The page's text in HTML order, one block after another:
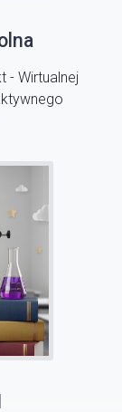
- Wirtualnej